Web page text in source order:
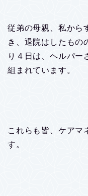
従弟の母親、私から
き、退院はしたも
り４日は、ヘルパー
組まれています。
これらも皆、ケアマ
す。